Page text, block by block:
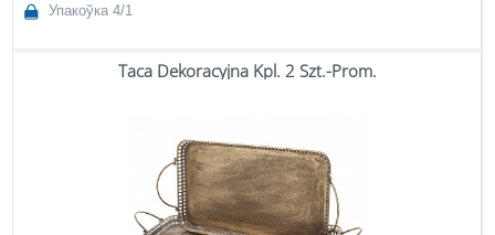
Упакоўка 4/1
Taca Dekoracyjna Kpl. 2 Szt.-Prom.